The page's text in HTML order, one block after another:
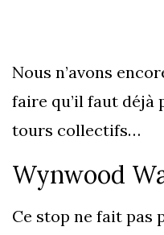
Nous n’avons
faire qu’il faut déjà
tours collectifs…
Wynwood
Ce stop ne fait pas